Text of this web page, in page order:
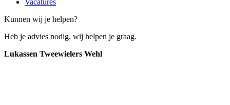
Vacatures
Kunnen wij je helpen?
Heb je advies nodig, wij helpen je graag.
Lukassen Tweewielers Wehl